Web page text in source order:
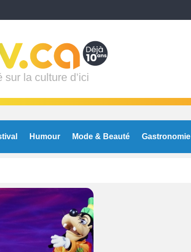
la culture d’ici
Humour Mode & Beauté Gastronomie